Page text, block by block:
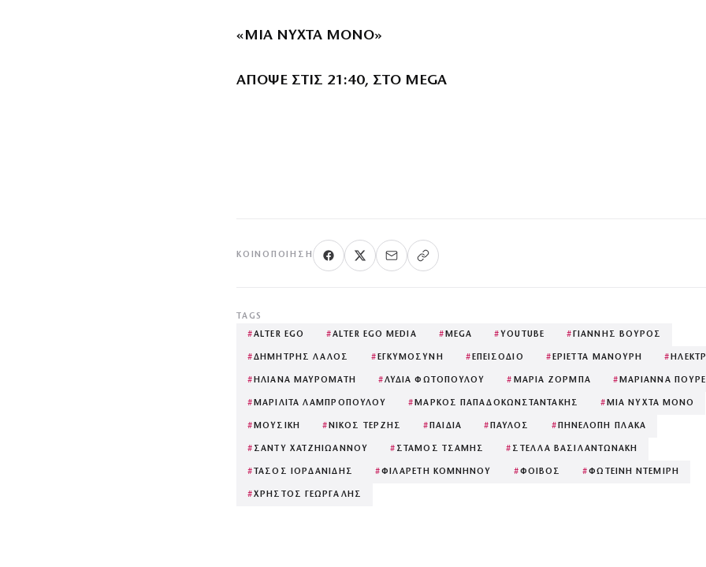
«ΜΙΑ ΝΥΧΤΑ ΜΟΝΟ»
ΑΠΟΨΕ ΣΤΙΣ 21:40, ΣΤΟ MEGA
ΚΟΙΝΟΠΟΊΗΣΗ
TAGS
#ALTER EGO #ALTER EGO MEDIA # MEGA # YOUTUBE # ΓΙΑΝΝΗΣ ΒΟΥΡΟΣ
#ΔΗΜΗΤΡΗΣ ΛΑΛΟΣ # ΕΓΚΥΜΟΣΥΝΗ # ΕΠΕΙΣΟΔΙΟ # ΕΡΙΕΤΤΑ ΜΑΝΟΥΡΗ #
# ΗΛΙΑΝΑ ΜΑΥΡΟΜΑΤΗ #ΛΥΔΙΑ ΦΩΤΟΠΟΥΛΟΥ # ΜΑΡΙΑ ΖΟΡΜΠΑ # ΜΑΡΙΑΝΝΑ
# ΜΑΡΙΛΙΤΑ ΛΑΜΠΡΟΠΟΥΛΟΥ # ΜΑΡΚΟΣ ΠΑΠΑΔΟΚΩΝΣΤΑΝΤΑΚΗΣ # ΜΙΑ ΝΥΧΤΑ ΜΟΝΟ
# ΜΟΥΣΙΚΗ # ΝΙΚΟΣ ΤΕΡΖΗΣ # ΠΑΙΔΙΑ # ΠΑΥΛΟΣ # ΠΗΝΕΛΟΠΗ ΠΛΑΚΑ
# ΣΑΝΤΥ ΧΑΤΖΗΙΩΑΝΝΟΥ # ΣΤΑΜΟΣ ΤΣΑΜΗΣ # ΣΤΕΛΛΑ ΒΑΣΙΛΑΝΤΩΝΑΚΗ
# ΤΑΣΟΣ ΙΟΡΔΑΝΙΔΗΣ #ΦΙΛΑΡΕΤΗ ΚΟΜΝΗΝΟΥ #ΦΟΙΒΟΣ #ΦΩΤΕΙΝΗ ΝΤΕΜΙΡΗ
#ΧΡΗΣΤΟΣ ΓΕΩΡΓΑΛΗΣ